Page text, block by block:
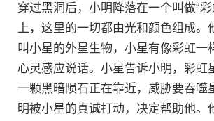
穿过黑洞后，小明降落在一个叫做“
上，这里的一切都由光和颜色组成。
叫小星的外星生物，小星有像彩虹一
心灵感应说话。小星告诉小明，彩虹
一颗黑暗陨石正在靠近，威胁要吞噬
明被小星的真诚打动，决定帮助他。